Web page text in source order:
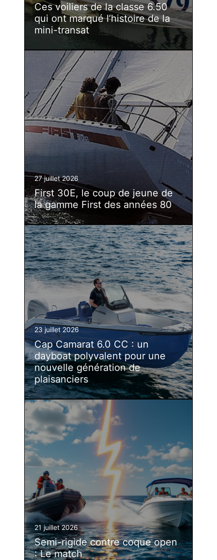
Ces voiliers de la classe 6.50
qui ont marqué l’histoire de la
mini-transat
27 juillet 2026
First 30E, le coup de jeune de
la gamme First des années 80
23 juillet 2026
Cap Camarat 6.0 CC : un
dayboat polyvalent pour une
nouvelle génération de
plaisanciers
21 juillet 2026
Semi-rigide contre coque open
: Le match